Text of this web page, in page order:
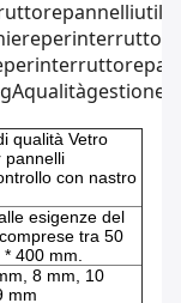
pannelli
perinterruttore
perinterruttore
Aqualitàgestione
qualità Vetro
pannelli
con nastro
esigenze del
tra 50
400 mm.
8 mm, 10
mm